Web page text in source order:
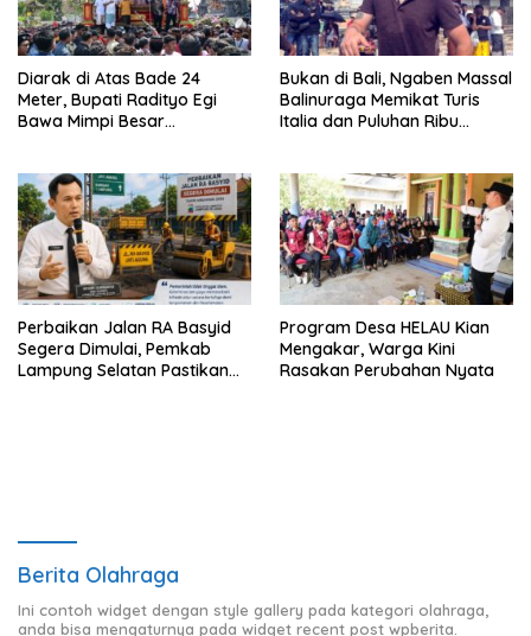
Diarak di Atas Bade 24
Meter, Bupati Radityo Egi
Bawa Mimpi Besar
Bukan di Bali, Ngaben Massal
Balinuraga Memikat Turis
Italia dan Puluhan Ribu
Perbaikan Jalan RA Basyid
Segera Dimulai, Pemkab
Lampung Selatan Pastikan
Program Desa HELAU Kian
Mengakar, Warga Kini
Rasakan Perubahan Nyata
Berita Olahraga
Ini contoh widget dengan style gallery pada kategori olahraga,
anda bisa mengaturnya pada widget recent post wpberita.